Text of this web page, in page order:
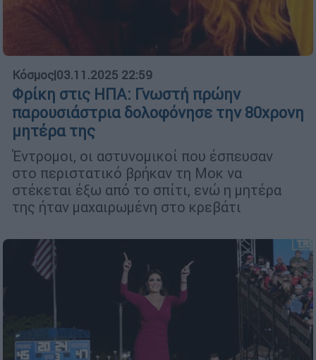
Κόσμος|03.11.2025 22:59
Φρίκη στις ΗΠΑ: Γνωστή πρώην
παρουσιάστρια δολοφόνησε την 80χρονη
μητέρα της
Έντρομοι, οι αστυνομικοί που έσπευσαν
στο περιστατικό βρήκαν τη Μοκ να
στέκεται έξω από το σπίτι, ενώ η μητέρα
της ήταν μαχαιρωμένη στο κρεβάτι